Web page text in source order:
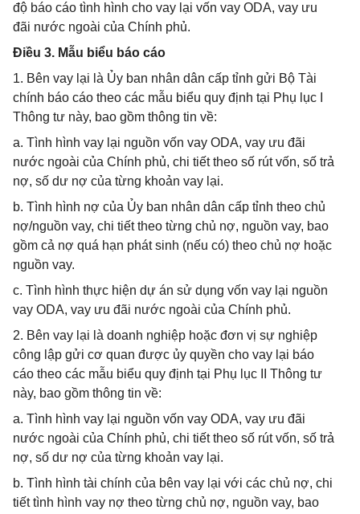
độ báo cáo tình hình cho vay lại vốn vay ODA, vay ưu
đãi nước ngoài của Chính phủ.
Điều 3. Mẫu biểu báo cáo
1. Bên vay lại là Ủy ban nhân dân cấp tỉnh gửi Bộ Tài
chính báo cáo theo các mẫu biểu quy định tại Phụ lục I
Thông tư này, bao gồm thông tin về:
a. Tình hình vay lại nguồn vốn vay ODA, vay ưu đãi
nước ngoài của Chính phủ, chi tiết theo số rút vốn, số trả
nợ, số dư nợ của từng khoản vay lại.
b. Tình hình nợ của Ủy ban nhân dân cấp tỉnh theo chủ
nợ/nguồn vay, chi tiết theo từng chủ nợ, nguồn vay, bao
gồm cả nợ quá hạn phát sinh (nếu có) theo chủ nợ hoặc
nguồn vay.
c. Tình hình thực hiện dự án sử dụng vốn vay lại nguồn
vay ODA, vay ưu đãi nước ngoài của Chính phủ.
2. Bên vay lại là doanh nghiệp hoặc đơn vị sự nghiệp
công lập gửi cơ quan được ủy quyền cho vay lại báo
cáo theo các mẫu biểu quy định tại Phụ lục II Thông tư
này, bao gồm thông tin về:
a. Tình hình vay lại nguồn vốn vay ODA, vay ưu đãi
nước ngoài của Chính phủ, chi tiết theo số rút vốn, số trả
nợ, số dư nợ của từng khoản vay lại.
b. Tình hình tài chính của bên vay lại với các chủ nợ, chi
tiết tình hình vay nợ theo từng chủ nợ, nguồn vay, bao